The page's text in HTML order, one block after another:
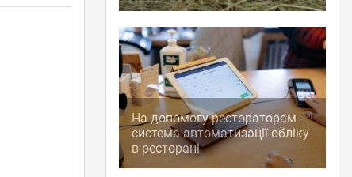
На допомогу рестораторам -
система автоматизації обліку
в ресторані